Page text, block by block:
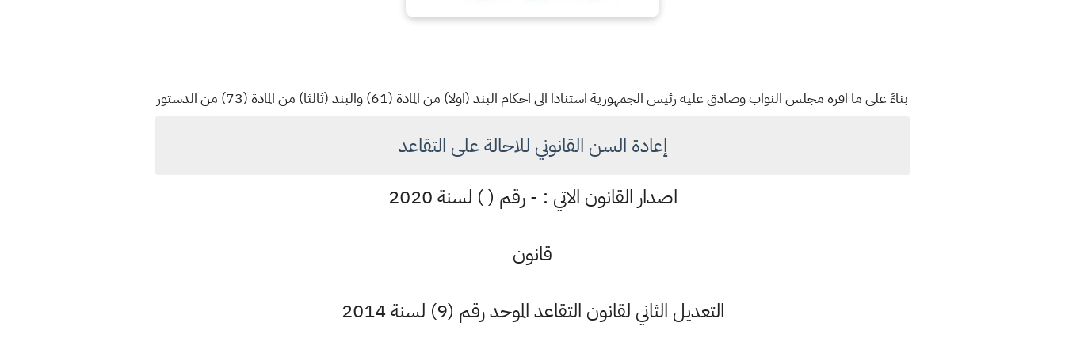
بناءً على ما اقره مجلس النواب وصادق عليه رئيس الجمهورية استنادا الى احكام البند (اولا) من المادة (61) والبند (ثالثا) من المادة (73) من الدستور
إعادة السن القانوني للاحالة على التقاعد
اصدار القانون الاتي : - رقم ( ) لسنة 2020
قانون
التعديل الثاني لقانون التقاعد الموحد رقم (9) لسنة 2014